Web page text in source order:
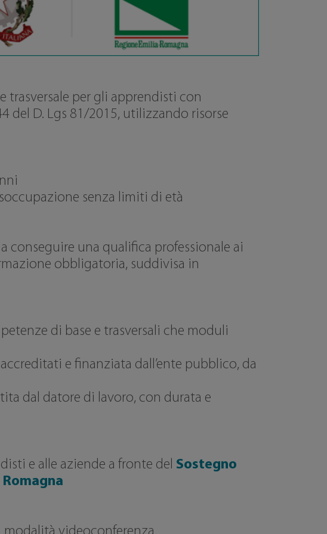
trasversale per gli apprendisti con
del D. Lgs 81/2015, utilizzando risorse
senza limiti di età
conseguire una qualifica professionale ai
obbligatoria, suddivisa in
di base e trasversali che moduli
e finanziata dall’ente pubblico, da
dal datore di lavoro, con durata e
e alle aziende a fronte del Sostegno